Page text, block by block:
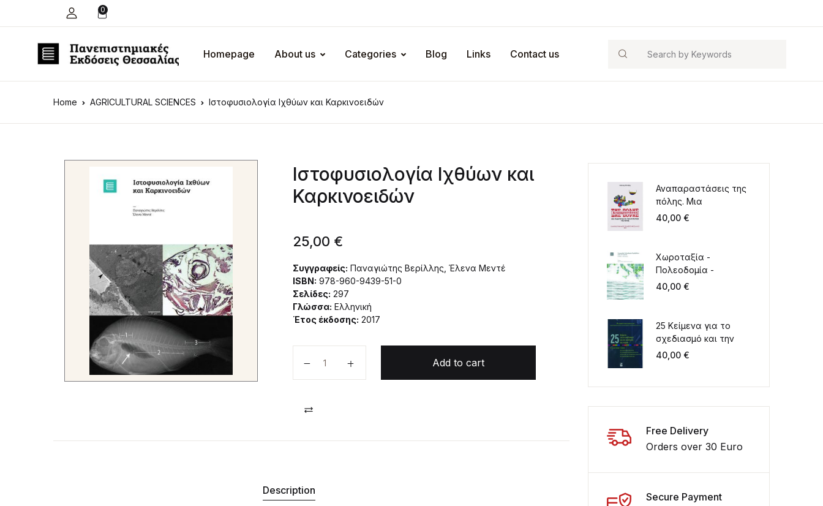
0
Homepage About us Categories Blog Links Contact us Search
Home AGRICULTURAL SCIENCES Ιστοφυσιολογία Ιχθύων και Καρκινοειδών
Ιστοφυσιολογία Ιχθύων και
Καρκινοειδών
25,00 €
Συγγραφείς: Παναγιώτης Βερίλλης, Έλενα Μεντέ
ISBN: 978-960-9439-51-0
Σελίδες: 297
Γλώσσα: Ελληνική
Έτος έκδοσης: 2017
Add to cart
Description
Αναπαραστάσεις της
πόλης. Μια
παιδαγωγική για την
40,00 €
Χωροταξία -
Πολεοδομία -
Περιβάλλον στον 21ο
40,00 €
25 Κείμενα για το
σχεδιασμό και την
ανάπτυξη του χώρου
λειτουργίας του
40,00 €
Free Delivery
Orders over 30 Euro
Secure Payment